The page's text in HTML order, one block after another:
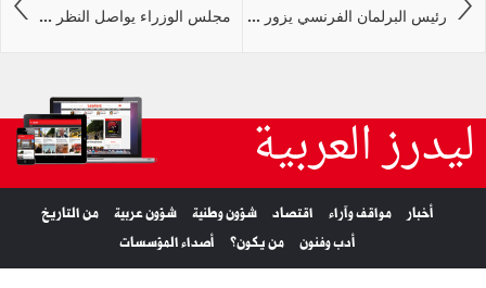
مجلس الوزراء يواصل النظر ... رئيس البرلمان الفرنسي يزور ...
ليدرز العربية
أخبار مواقف وآراء اقتصاد شؤون وطنية شؤون عربية
من التاريخ
أدب وفنون
من يكون؟ أصداء المؤسسات